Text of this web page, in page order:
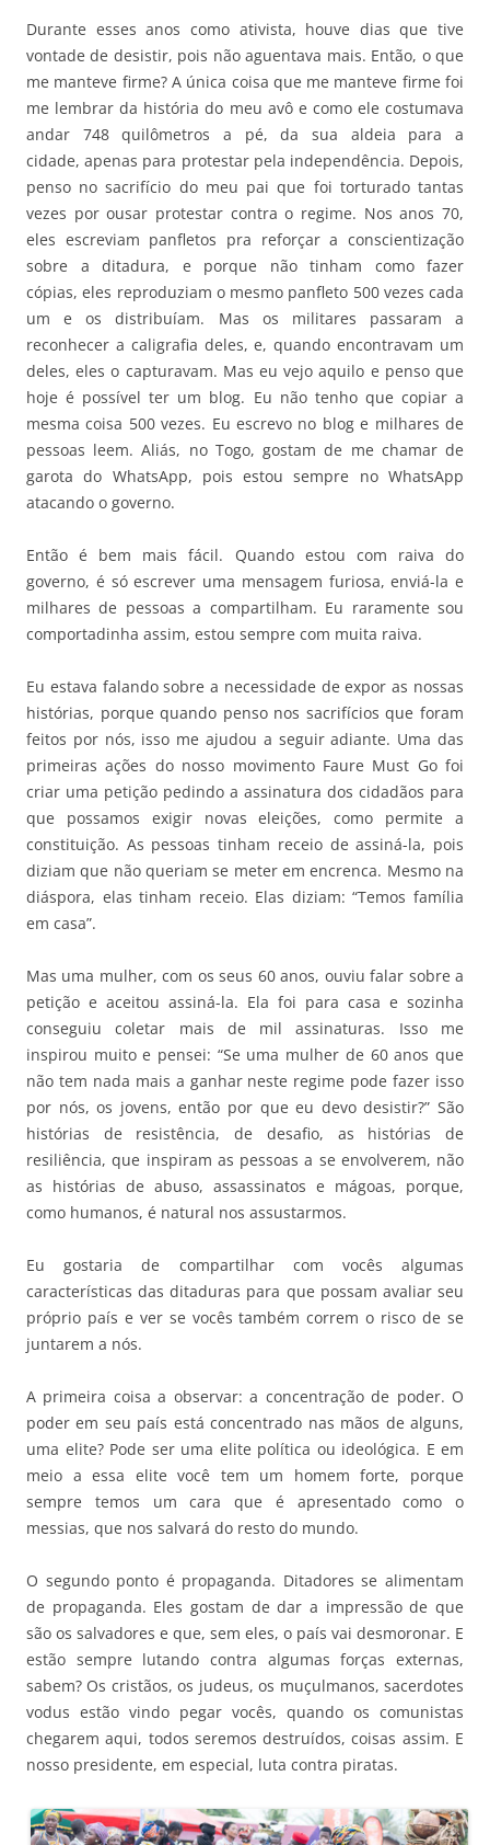
Durante esses anos como ativista, houve dias que tive
vontade de desistir, pois não aguentava mais. Então, o que
me manteve firme? A única coisa que me manteve firme foi
me lembrar da história do meu avô e como ele costumava
andar 748 quilômetros a pé, da sua aldeia para a
cidade, apenas para protestar pela independência. Depois,
penso no sacrifício do meu pai que foi torturado tantas
vezes por ousar protestar contra o regime. Nos anos 70,
eles escreviam panfletos pra reforçar a conscientização
sobre a ditadura, e porque não tinham como fazer
cópias, eles reproduziam o mesmo panfleto 500 vezes cada
um e os distribuíam. Mas os militares passaram a
reconhecer a caligrafia deles, e, quando encontravam um
deles, eles o capturavam. Mas eu vejo aquilo e penso que
hoje é possível ter um blog. Eu não tenho que copiar a
mesma coisa 500 vezes. Eu escrevo no blog e milhares de
pessoas leem. Aliás, no Togo, gostam de me chamar de
garota do WhatsApp, pois estou sempre no WhatsApp
atacando o governo.
Então é bem mais fácil. Quando estou com raiva do
governo, é só escrever uma mensagem furiosa, enviá-la e
milhares de pessoas a compartilham. Eu raramente sou
comportadinha assim, estou sempre com muita raiva.
Eu estava falando sobre a necessidade de expor as nossas
histórias, porque quando penso nos sacrifícios que foram
feitos por nós, isso me ajudou a seguir adiante. Uma das
primeiras ações do nosso movimento Faure Must Go foi
criar uma petição pedindo a assinatura dos cidadãos para
que possamos exigir novas eleições, como permite a
constituição. As pessoas tinham receio de assiná-la, pois
diziam que não queriam se meter em encrenca. Mesmo na
diáspora, elas tinham receio. Elas diziam: “Temos família
em casa”.
Mas uma mulher, com os seus 60 anos, ouviu falar sobre a
petição e aceitou assiná-la. Ela foi para casa e sozinha
conseguiu coletar mais de mil assinaturas. Isso me
inspirou muito e pensei: “Se uma mulher de 60 anos que
não tem nada mais a ganhar neste regime pode fazer isso
por nós, os jovens, então por que eu devo desistir?” São
histórias de resistência, de desafio, as histórias de
resiliência, que inspiram as pessoas a se envolverem, não
as histórias de abuso, assassinatos e mágoas, porque,
como humanos, é natural nos assustarmos.
Eu gostaria de compartilhar com vocês algumas
características das ditaduras para que possam avaliar seu
próprio país e ver se vocês também correm o risco de se
juntarem a nós.
A primeira coisa a observar: a concentração de poder. O
poder em seu país está concentrado nas mãos de alguns,
uma elite? Pode ser uma elite política ou ideológica. E em
meio a essa elite você tem um homem forte, porque
sempre temos um cara que é apresentado como o
messias, que nos salvará do resto do mundo.
O segundo ponto é propaganda. Ditadores se alimentam
de propaganda. Eles gostam de dar a impressão de que
são os salvadores e que, sem eles, o país vai desmoronar. E
estão sempre lutando contra algumas forças externas,
sabem? Os cristãos, os judeus, os muçulmanos, sacerdotes
vodus estão vindo pegar vocês, quando os comunistas
chegarem aqui, todos seremos destruídos, coisas assim. E
nosso presidente, em especial, luta contra piratas.